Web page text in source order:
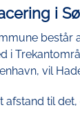
i
består
i
vil
afstand til